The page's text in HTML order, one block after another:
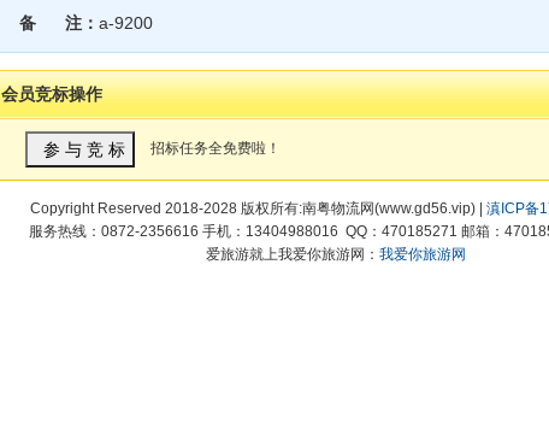
备 注： a-9200
会员竞标操作
招标任务全免费啦！
Copyright Reserved 2018-2028 版权所有:南粤物流网(www.gd56.vip) | 滇ICP备
服务热线：0872-2356616 手机：13404988016 QQ：470185271 邮箱：
爱旅游就上我爱你旅游网： 我爱你旅游网